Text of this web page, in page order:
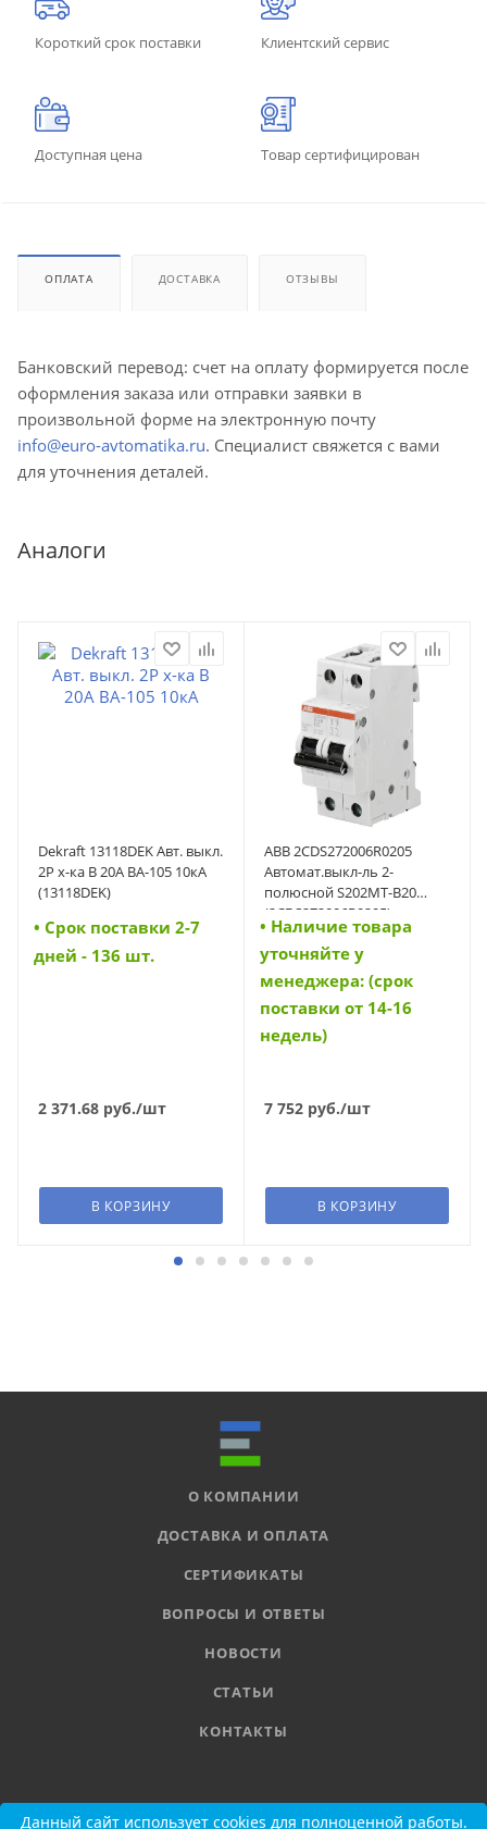
Короткий срок поставки Клиентский сервис
Доступная цена Товар сертифицирован
ОПЛАТА ДОСТАВКА ОТЗЫВЫ
Банковский перевод: счет на оплату формируется после
оформления заказа или отправки заявки в
произвольной форме на электронную почту
info@euro-avtomatika.ru. Специалист свяжется с вами
для уточнения деталей.
Аналоги
Dekraft 13118DEK Авт. выкл.
2P х-ка B 20A ВА-105 10кА
(13118DEK)
• Cрок поставки 2-7
дней - 136 шт.
2 371.68 руб./шт
В КОРЗИНУ
ABB 2CDS272006R0205
Автомат.выкл-ль 2-
полюсной S202MT-B20
(2CDS272006R0205)
• Наличие товара
уточняйте у
менеджера: (срок
поставки от 14-16
недель)
7 752 руб./шт
В КОРЗИНУ
О КОМПАНИИ
ДОСТАВКА И ОПЛАТА
СЕРТИФИКАТЫ
ВОПРОСЫ И ОТВЕТЫ
НОВОСТИ
СТАТЬИ
КОНТАКТЫ
8 800 555-11-78
Данный сайт использует cookies для полноценной работы.
Данный сайт использует cookies для полноценной работы.